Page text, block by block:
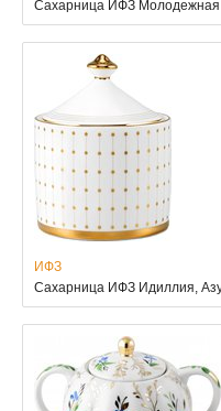
Сахарница ИФЗ
ИФЗ
Сахарница ИФЗ Идиллия,